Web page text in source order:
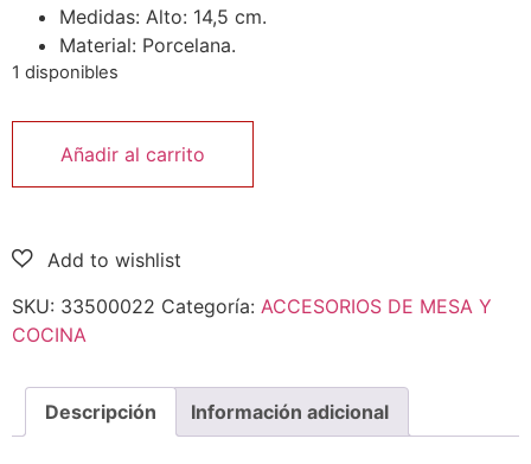
Medidas: Alto: 14,5 cm.
Material: Porcelana.
1 disponibles
Añadir al carrito
SKU: 33500022 Categoría: ACCESORIOS DE MESA Y
COCINA
Descripción Información adicional